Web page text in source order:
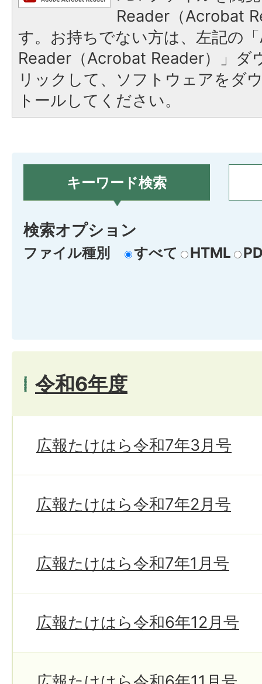
Reader（Acrobat
す。お持ちでない方は、左記の
Reader（Acrobat Reader）」ダ
リックして、ソフトウェアをダ
トールしてください。
キーワード検索
検索オプション
ファイル種別 すべて HTML
令和6年度
広報たけはら令和7年3月号
広報たけはら令和7年2月号
広報たけはら令和7年1月号
広報たけはら令和6年12月号